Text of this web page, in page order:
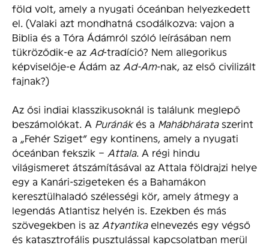
föld volt, amely a nyugati óceánban helyezkedett
el. (Valaki azt mondhatná csodálkozva: vajon a
Biblia és a Tóra Ádámról szóló leírásában nem
tükröződik-e az Ad-tradíció? Nem allegorikus
képviselője-e Ádám az Ad-Am-nak, az első civilizált
fajnak?)
Az ősi indiai klasszikusoknál is találunk meglepő
beszámolókat. A Puránákés a Mahábhárataszerint
a „Fehér Sziget” egy kontinens, amely a nyugati
óceánban fekszik – Attala. A régi hindu
világismeret átszámításával az Attala földrajzi helye
egy a Kanári-szigeteken és a Bahamákon
keresztülhaladó szélességi kör, amely átmegy a
legendás Atlantisz helyén is. Ezekben és más
szövegekben is az Atyantikaelnevezés egy végső
és katasztrofális pusztulással kapcsolatban merül